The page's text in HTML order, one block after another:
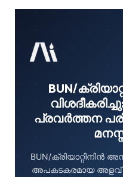
BUN/
പ്രവർത്തന
BUN/
അപകടകരമായ അളവ്